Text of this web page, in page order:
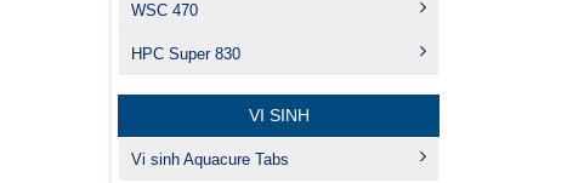
WSC 470
HPC Super 830
VI SINH
Vi sinh Aquacure Tabs